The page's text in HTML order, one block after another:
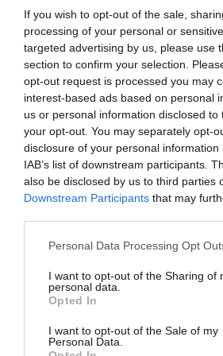
If you wish to opt-out of the sale,
processing of your personal or
targeted advertising by us, please use
section to confirm your selection.
opt-out request is processed you may
interest-based ads based on personal
us or personal information disclosed
your opt-out. You may separately opt-
disclosure of your personal
IAB’s list of downstream participants.
also be disclosed by us to third parties
Downstream Participants that may
Please note that this website/app uses
not limited to your visit or usage
grant or deny consent to Google and
use your data for below specified
consent section.
Personal Data Processing Opt
I want to opt-out of the Sharing of
personal data.
Opted In
I want to opt-out of the Sale of my
Personal Data.
A kormányfő szerint július 1-
ennek körülbelül a felét
jelezte, hogy a vármegyei
tagjainak díjazását is
Szélesebb körű
jöhet
Magyar Péter már
interjúban is beszélt arról,
politikai vezetők részéről
önmérsékletet vár el. Akkor
választóktól kapott
miniszterelnök, a
képviselők és a